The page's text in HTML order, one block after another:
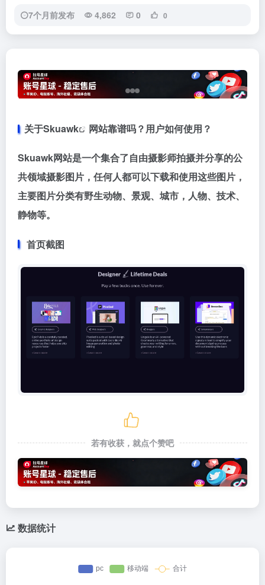
7个月前发布 4,862 0 0
关于Skuawk 网站靠谱吗？用户如何使用？
Skuawk网站是一个集合了自由摄影师拍摄并分享的公
共领域摄影图片，任何人都可以下载和使用这些图片，
主要图片分类有野生动物、景观、城市，人物、技术、
静物等。
首页截图
若有收获，就点个赞吧
数据统计